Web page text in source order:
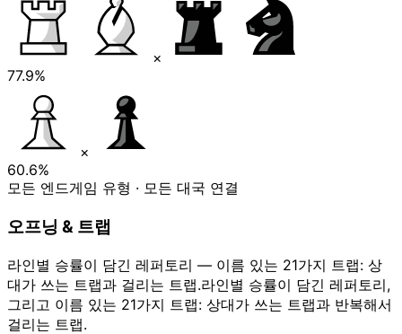
×
77.9%
×
60.6%
모든 엔드게임 유형 · 모든 대국 연결
오프닝 & 트랩
라인별 승률이 담긴 레퍼토리 — 이름 있는 21가지 트랩: 상
대가 쓰는 트랩과 걸리는 트랩.라인별 승률이 담긴 레퍼토리,
그리고 이름 있는 21가지 트랩: 상대가 쓰는 트랩과 반복해서
걸리는 트랩.